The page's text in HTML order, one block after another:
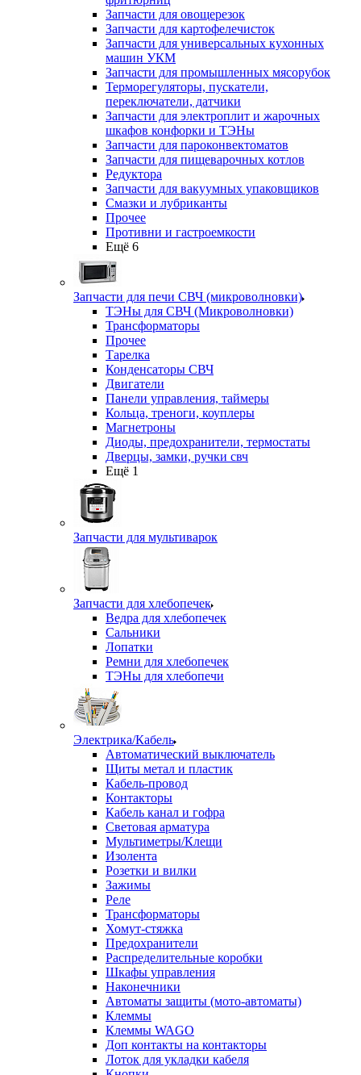
Запчасти для овощерезок
Запчасти для картофелечисток
Запчасти для универсальных кухонных
машин УКМ
Запчасти для промышленных мясорубок
Терморегуляторы, пускатели,
переключатели, датчики
Запчасти для электроплит и жарочных
шкафов конфорки и ТЭНы
Запчасти для пароконвектоматов
Запчасти для пищеварочных котлов
Редуктора
Запчасти для вакуумных упаковщиков
Смазки и лубриканты
Прочее
Противни и гастроемкости
Ещё 6
Запчасти для печи СВЧ (микроволновки)
ТЭНы для СВЧ (Микроволновки)
Трансформаторы
Прочее
Тарелка
Конденсаторы СВЧ
Двигатели
Панели управления, таймеры
Кольца, треноги, коуплеры
Магнетроны
Диоды, предохранители, термостаты
Дверцы, замки, ручки свч
Ещё 1
Запчасти для мультиварок
Запчасти для хлебопечек
Ведра для хлебопечек
Сальники
Лопатки
Ремни для хлебопечек
ТЭНы для хлебопечи
Электрика/Кабель
Автоматический выключатель
Щиты метал и пластик
Кабель-провод
Контакторы
Кабель канал и гофра
Световая арматура
Мультиметры/Клещи
Изолента
Розетки и вилки
Зажимы
Реле
Трансформаторы
Хомут-стяжка
Предохранители
Распределительные коробки
Шкафы управления
Наконечники
Автоматы защиты (мото-автоматы)
Клеммы
Клеммы WAGO
Доп контакты на контакторы
Лоток для укладки кабеля